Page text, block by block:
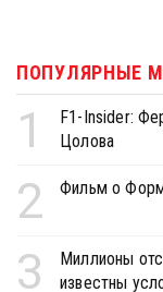
ПОПУЛЯРНЫЕ
1
F1-Insider:
Цолова
2 Фильм о
3
Миллионы
известны